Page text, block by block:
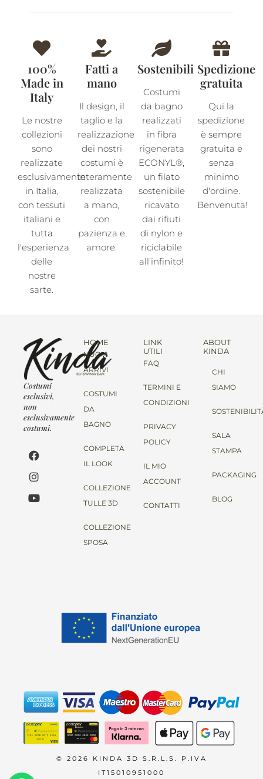
100%
Made in
Italy
Le nostre
collezioni
sono
realizzate
esclusivamente
in Italia,
con tessuti
italiani e
tutta
l'esperienza
delle
nostre
sarte.
Fatti a
mano
Il design, il
taglio e la
realizzazione
dei nostri
costumi è
interamente
realizzata
a mano,
con
pazienza e
amore.
Sostenibili
Costumi
da bagno
realizzati
in fibra
rigenerata
ECONYL®,
un filato
sostenibile
ricavato
dai rifiuti
di nylon e
riciclabile
all'infinito!
Spedizione
gratuita
Qui la
spedizione
è sempre
gratuita e
senza
minimo
d'ordine.
Benvenuta!
Costumi
esclusivi,
non
esclusivamente
costumi.
HOME
NUOVI
ARRIVI
COSTUMI
DA
BAGNO
COMPLETA
IL LOOK
COLLEZIONE
TULLE 3D
COLLEZIONE
SPOSA
LINK
UTILI
FAQ
TERMINI E
CONDIZIONI
PRIVACY
POLICY
IL MIO
ACCOUNT
CONTATTI
ABOUT
KINDA
CHI
SIAMO
SALA
STAMPA
PACKAGING
BLOG
© 2026 KINDA 3D S.R.L.S. P.IVA
IT15010951000